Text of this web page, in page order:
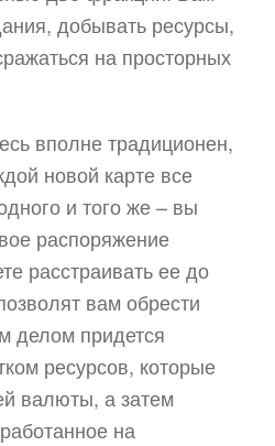
добывать ресурсы,
на просторных
вполне традиционен,
новой карте все
и того же – вы
распоряжение
расстраивать ее до
вам обрести
делом придется
ресурсов, которые
валюты, а затем
на